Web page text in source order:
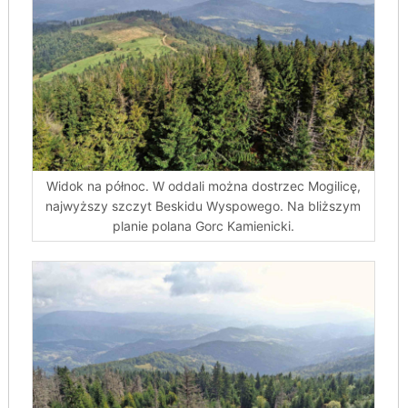
Widok na północ. W oddali można dostrzec Mogilicę,
najwyższy szczyt Beskidu Wyspowego. Na bliższym
planie polana Gorc Kamienicki.